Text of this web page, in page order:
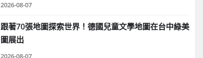
2026-08-07
跟著70張地圖探索世界！德國兒童文學地圖在台中綠美
圖展出
2026-08-07